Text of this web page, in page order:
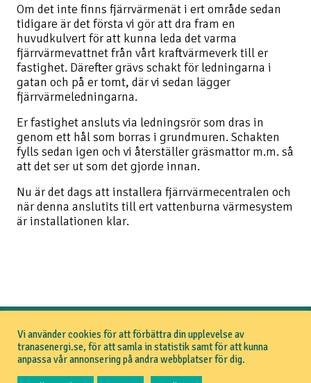
Om det inte finns fjärrvärmenät i ert område sedan
tidigare är det första vi gör att dra fram en
huvudkulvert för att kunna leda det varma
fjärrvärmevattnet från vårt kraftvärmeverk till er
fastighet. Därefter grävs schakt för ledningarna i
gatan och på er tomt, där vi sedan lägger
fjärrvärmeledningarna.
Er fastighet ansluts via ledningsrör som dras in
genom ett hål som borras i grundmuren. Schakten
fylls sedan igen och vi återställer gräsmattor m.m. så
att det ser ut som det gjorde innan.
Nu är det dags att installera fjärrvärmecentralen och
när denna anslutits till ert vattenburna värmesystem
är installationen klar.
TRANÅS ENERGI
Om Tranås Energi
Aktuellt
Pressrum
Vi använder cookies för att förbättra din upplevelse av
tranasenergi.se, för att samla in statistik samt för att kunna
anpassa vår annonsering på andra webbplatser för dig.